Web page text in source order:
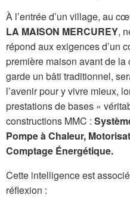
À l’entrée d’un village, au
LA MAISON MERCUREY,
répond aux exigences d’un
première maison avant de
garde un bâti traditionnel,
l’avenir pour y vivre mieux,
prestations de bases «
constructions MMC :
Pompe à Chaleur,
Comptage Énergétique.
Cette intelligence est
réflexion :